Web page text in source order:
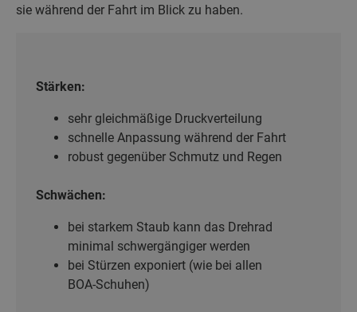
sie während der Fahrt im Blick zu haben.
Stärken:
sehr gleichmäßige Druckverteilung
schnelle Anpassung während der Fahrt
robust gegenüber Schmutz und Regen
Schwächen:
bei starkem Staub kann das Drehrad
minimal schwergängiger werden
bei Stürzen exponiert (wie bei allen
BOA‑Schuhen)